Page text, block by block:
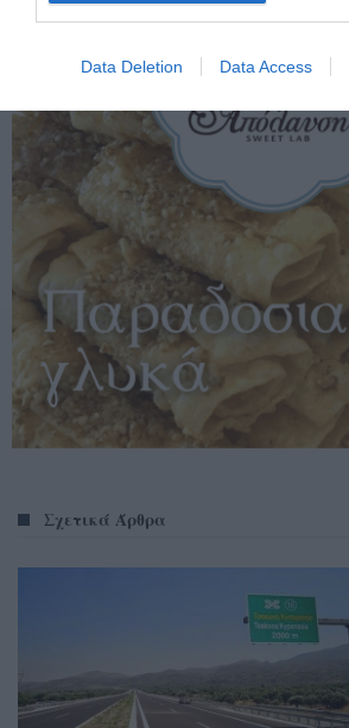
Data Deletion Data Access
Σχετικά Άρθρα